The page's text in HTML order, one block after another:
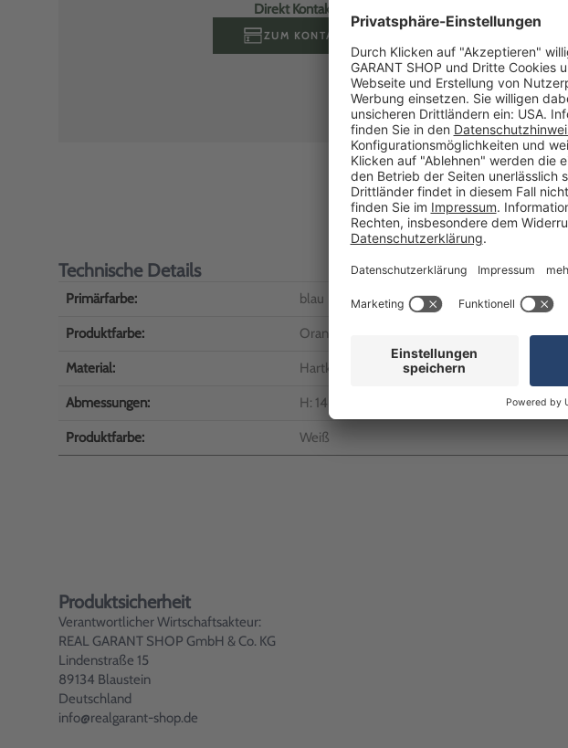
Direkt Kontakt aufnehmen
ZUM KONTAKTFORMULAR
Technische Details
Primärfarbe: blau
Produktfarbe: Orange/Weiß
Material: Hartkunststoff
Abmessungen: H: 148 x B: 111 mm - jeder Bogen besteht aus
Produktfarbe: Weiß
Produktsicherheit
Verantwortlicher Wirtschaftsakteur:
REAL GARANT SHOP GmbH & Co. KG
Lindenstraße 15
89134 Blaustein
Deutschland
info@realgarant-shop.de